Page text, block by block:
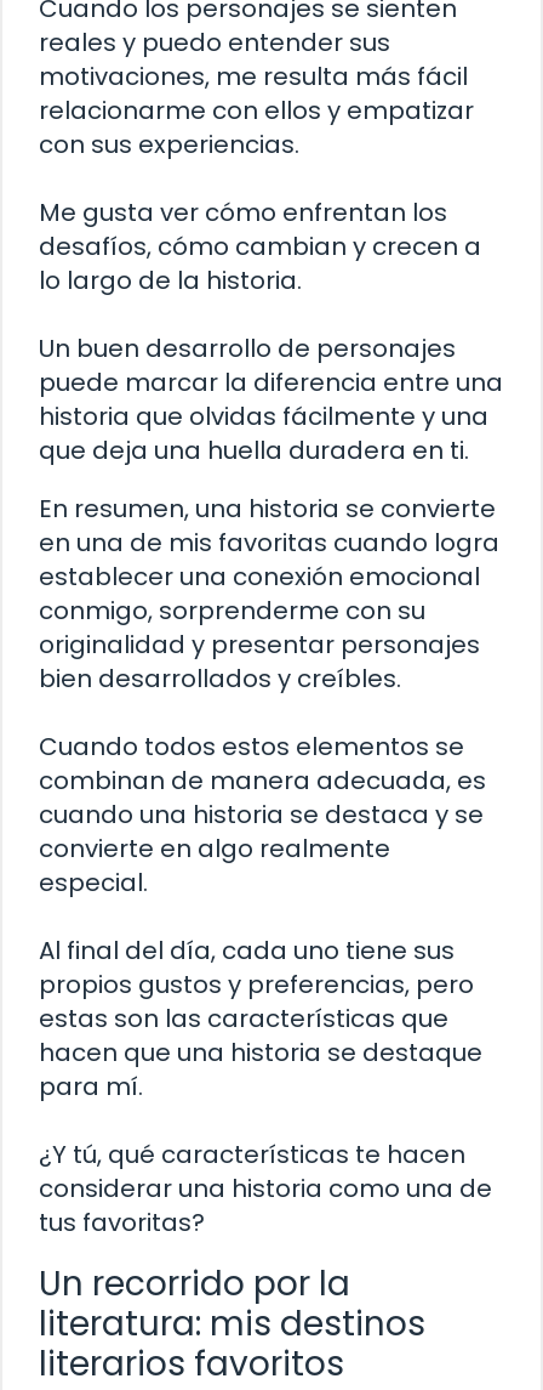
Cuando los personajes se sienten
reales y puedo entender sus
motivaciones, me resulta más fácil
relacionarme con ellos y empatizar
con sus experiencias.
Me gusta ver cómo enfrentan los
desafíos, cómo cambian y crecen a
lo largo de la historia.
Un buen desarrollo de personajes
puede marcar la diferencia entre una
historia que olvidas fácilmente y una
que deja una huella duradera en ti.
En resumen, una historia se convierte
en una de mis favoritas cuando logra
establecer una conexión emocional
conmigo, sorprenderme con su
originalidad y presentar personajes
bien desarrollados y creíbles.
Cuando todos estos elementos se
combinan de manera adecuada, es
cuando una historia se destaca y se
convierte en algo realmente
especial.
Al final del día, cada uno tiene sus
propios gustos y preferencias, pero
estas son las características que
hacen que una historia se destaque
para mí.
¿Y tú, qué características te hacen
considerar una historia como una de
tus favoritas?
Un recorrido por la
literatura: mis destinos
literarios favoritos